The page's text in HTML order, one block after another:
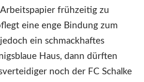
frühzeitig zu
eine enge Bindung zum
ein schmackhaftes
Haus, dann dürften
noch der FC Schalke